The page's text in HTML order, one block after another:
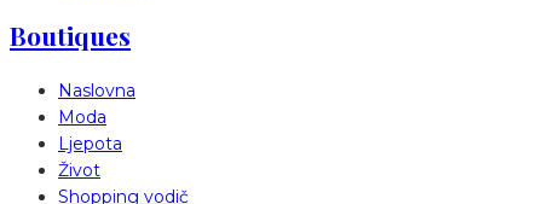
Boutiques
Naslovna
Moda
Ljepota
Život
Shopping vodič